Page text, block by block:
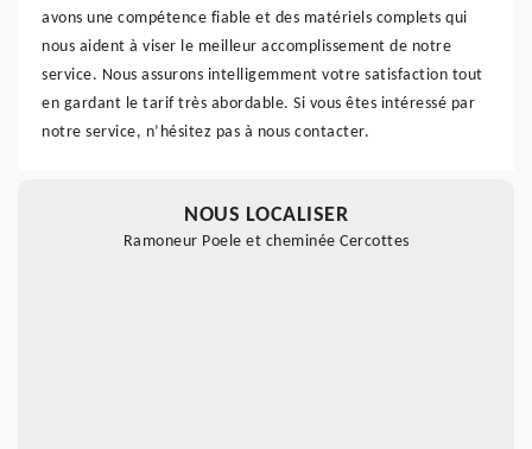
avons une compétence fiable et des matériels complets qui
nous aident à viser le meilleur accomplissement de notre
service. Nous assurons intelligemment votre satisfaction tout
en gardant le tarif très abordable. Si vous êtes intéressé par
notre service, n’hésitez pas à nous contacter.
NOUS LOCALISER
Ramoneur Poele et cheminée Cercottes